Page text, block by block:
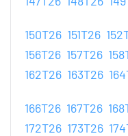
150T26 151T26
156T26 157T26
162T26 163T26
166T26 167T26
172T26 173T26